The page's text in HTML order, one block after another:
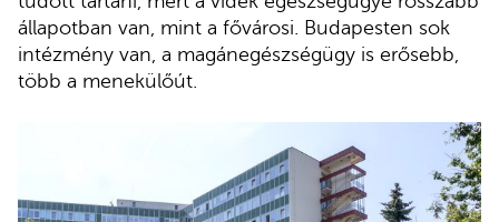
állapotban van, mint a fővárosi. Budapesten sok
intézmény van, a magánegészségügy is erősebb,
több a menekülőút.